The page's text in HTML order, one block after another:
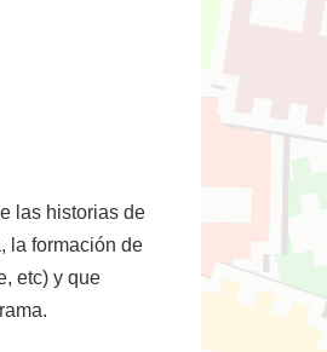
las historias de
la formación de
etc) y que